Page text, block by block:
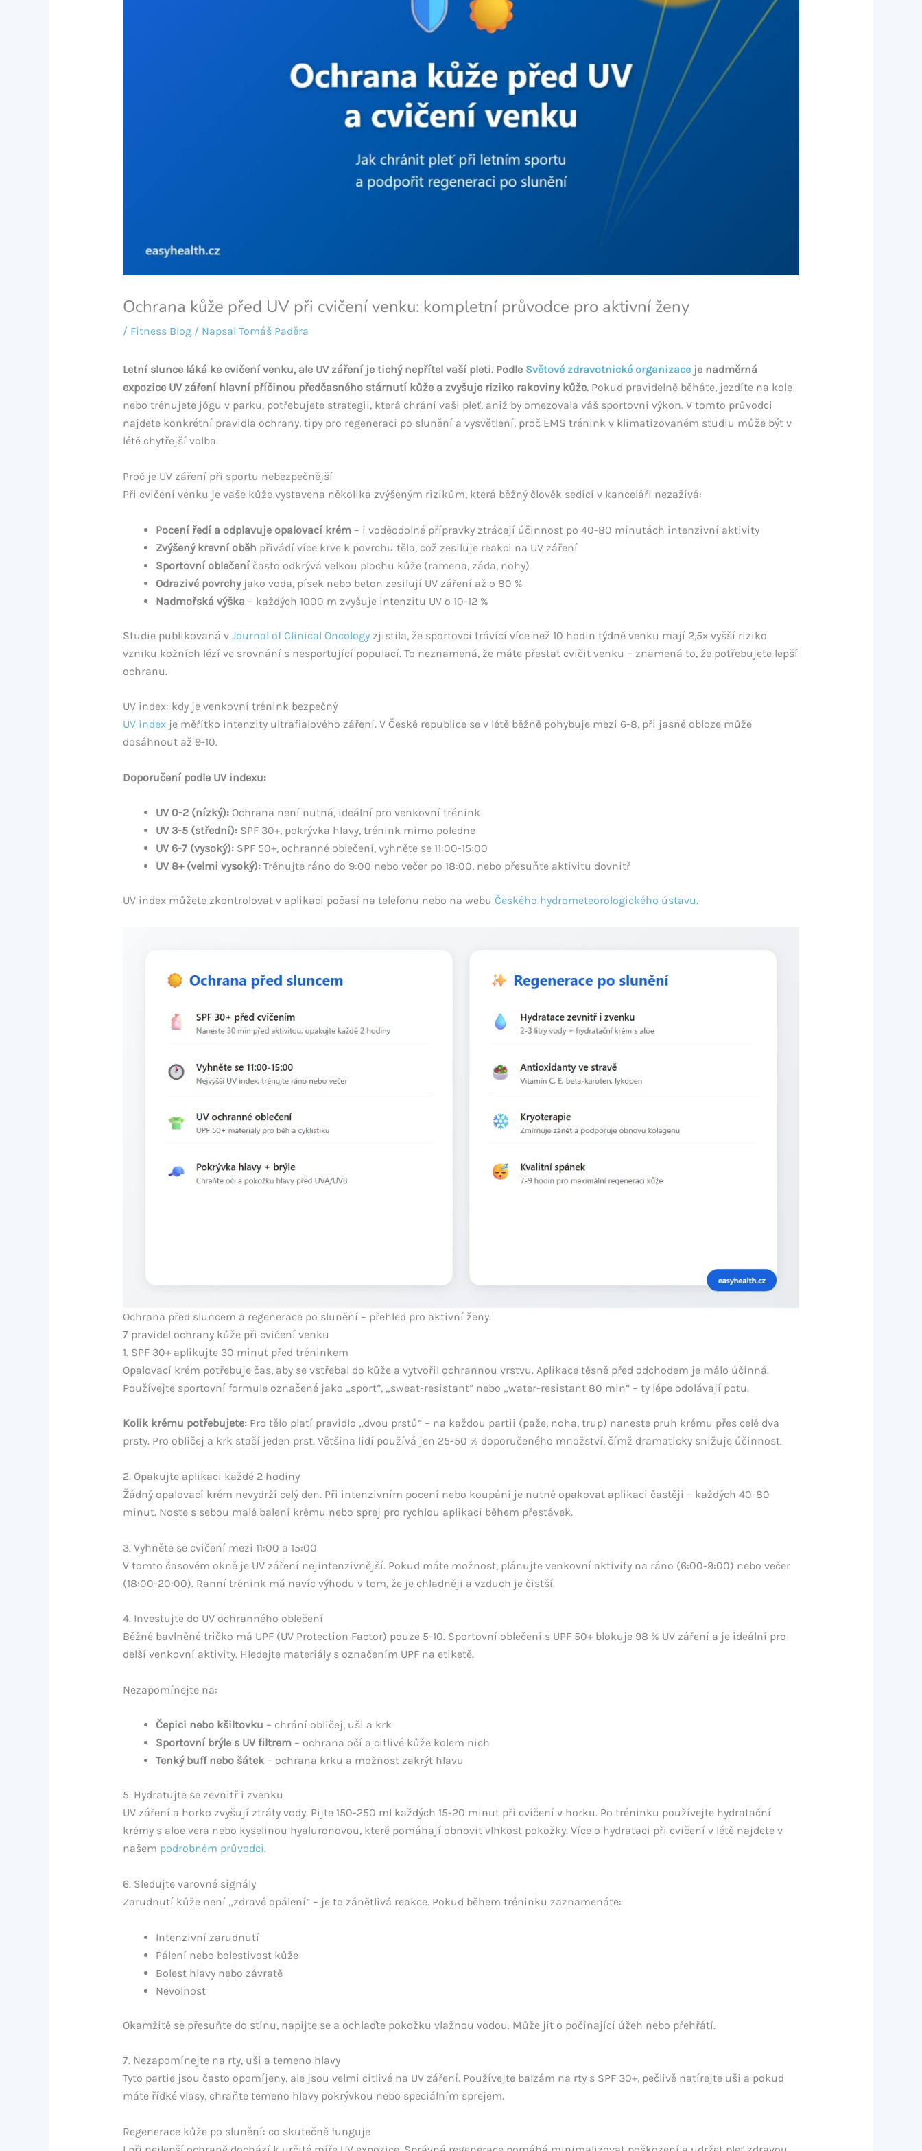
Ochrana kůže před UV při cvičení venku: kompletní průvodce pro aktivní ženy
/ Fitness Blog/ Napsal Tomáš Paděra
Letní slunce láká ke cvičení venku, ale UV záření je tichý nepřítel vaší pleti. Podle Světové zdravotnické organizaceje nadměrná
expozice UV záření hlavní příčinou předčasného stárnutí kůže a zvyšuje riziko rakoviny kůže.Pokud pravidelně běháte, jezdíte na kole
nebo trénujete jógu v parku, potřebujete strategii, která chrání vaši pleť, aniž by omezovala váš sportovní výkon. V tomto průvodci
najdete konkrétní pravidla ochrany, tipy pro regeneraci po slunění a vysvětlení, proč EMS trénink v klimatizovaném studiu může být v
létě chytřejší volba.
Proč je UV záření při sportu nebezpečnější
Při cvičení venku je vaše kůže vystavena několika zvýšeným rizikům, která běžný člověk sedící v kanceláři nezažívá:
Pocení ředí a odplavuje opalovací krém– i voděodolné přípravky ztrácejí účinnost po 40-80 minutách intenzivní aktivity
Zvýšený krevní oběh přivádí více krve k povrchu těla, což zesiluje reakci na UV záření
Sportovní oblečeníčasto odkrývá velkou plochu kůže (ramena, záda, nohy)
Odrazivé povrchyjako voda, písek nebo beton zesilují UV záření až o 80 %
Nadmořská výška – každých 1000 m zvyšuje intenzitu UV o 10-12 %
Studie publikovaná v Journal of Clinical Oncologyzjistila, že sportovci trávící více než 10 hodin týdně venku mají 2,5× vyšší riziko
vzniku kožních lézí ve srovnání s nesportující populací. To neznamená, že máte přestat cvičit venku – znamená to, že potřebujete lepší
ochranu.
UV index: kdy je venkovní trénink bezpečný
UV indexje měřítko intenzity ultrafialového záření. V České republice se v létě běžně pohybuje mezi 6-8, při jasné obloze může
dosáhnout až 9-10.
Doporučení podle UV indexu:
UV 0-2 (nízký):Ochrana není nutná, ideální pro venkovní trénink
UV 3-5 (střední):SPF 30+, pokrývka hlavy, trénink mimo poledne
UV 6-7 (vysoký):SPF 50+, ochranné oblečení, vyhněte se 11:00-15:00
UV 8+ (velmi vysoký):Trénujte ráno do 9:00 nebo večer po 18:00, nebo přesuňte aktivitu dovnitř
UV index můžete zkontrolovat v aplikaci počasí na telefonu nebo na webu Českého hydrometeorologického ústavu.
Ochrana před sluncem a regenerace po slunění – přehled pro aktivní ženy.
7 pravidel ochrany kůže při cvičení venku
1. SPF 30+ aplikujte 30 minut před tréninkem
Opalovací krém potřebuje čas, aby se vstřebal do kůže a vytvořil ochrannou vrstvu. Aplikace těsně před odchodem je málo účinná.
Používejte sportovní formule označené jako „sport”, „sweat-resistant” nebo „water-resistant 80 min” – ty lépe odolávají potu.
Kolik krému potřebujete:Pro tělo platí pravidlo „dvou prstů” – na každou partii (paže, noha, trup) naneste pruh krému přes celé dva
prsty. Pro obličej a krk stačí jeden prst. Většina lidí používá jen 25-50 % doporučeného množství, čímž dramaticky snižuje účinnost.
2. Opakujte aplikaci každé 2 hodiny
Žádný opalovací krém nevydrží celý den. Při intenzivním pocení nebo koupání je nutné opakovat aplikaci častěji – každých 40-80
minut. Noste s sebou malé balení krému nebo sprej pro rychlou aplikaci během přestávek.
3. Vyhněte se cvičení mezi 11:00 a 15:00
V tomto časovém okně je UV záření nejintenzivnější. Pokud máte možnost, plánujte venkovní aktivity na ráno (6:00-9:00) nebo večer
(18:00-20:00). Ranní trénink má navíc výhodu v tom, že je chladněji a vzduch je čistší.
4. Investujte do UV ochranného oblečení
Běžné bavlněné tričko má UPF (UV Protection Factor) pouze 5-10. Sportovní oblečení s UPF 50+ blokuje 98 % UV záření a je ideální pro
delší venkovní aktivity. Hledejte materiály s označením UPF na etiketě.
Nezapomínejte na:
Čepici nebo kšiltovku – chrání obličej, uši a krk
Sportovní brýle s UV filtrem– ochrana očí a citlivé kůže kolem nich
Tenký buff nebo šátek– ochrana krku a možnost zakrýt hlavu
5. Hydratujte se zevnitř i zvenku
UV záření a horko zvyšují ztráty vody. Pijte 150-250 ml každých 15-20 minut při cvičení v horku. Po tréninku používejte hydratační
krémy s aloe vera nebo kyselinou hyaluronovou, které pomáhají obnovit vlhkost pokožky. Více o hydrataci při cvičení v létě najdete v
našem podrobném průvodci.
6. Sledujte varovné signály
Zarudnutí kůže není „zdravé opálení” – je to zánětlivá reakce. Pokud během tréninku zaznamenáte:
Intenzivní zarudnutí
Pálení nebo bolestivost kůže
Bolest hlavy nebo závratě
Nevolnost
Okamžitě se přesuňte do stínu, napijte se a ochlaďte pokožku vlažnou vodou. Může jít o počínající úžeh nebo přehřátí.
7. Nezapomínejte na rty, uši a temeno hlavy
Tyto partie jsou často opomíjeny, ale jsou velmi citlivé na UV záření. Používejte balzám na rty s SPF 30+, pečlivě natírejte uši a pokud
máte řídké vlasy, chraňte temeno hlavy pokrývkou nebo speciálním sprejem.
Regenerace kůže po slunění: co skutečně funguje